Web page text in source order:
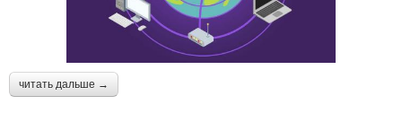
читать дальше →